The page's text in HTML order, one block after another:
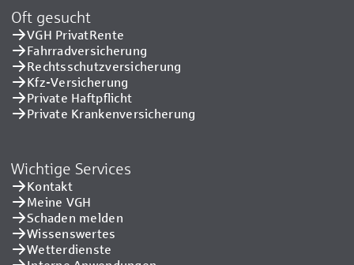
Oft gesucht
VGH PrivatRente
Fahrradversicherung
Rechtsschutzversicherung
Kfz-Versicherung
Private Haftpflicht
Private Kranken­versicherung
Wichtige Services
Kontakt
Meine VGH
Schaden melden
Wissenswertes
Wetterdienste